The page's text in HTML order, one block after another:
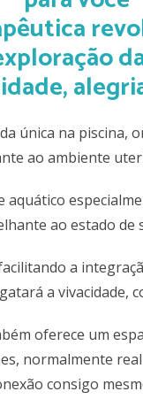
única na piscina,
ao ambiente
ao estado de
a
a vivacidade,
oferece um
normalmente
consigo